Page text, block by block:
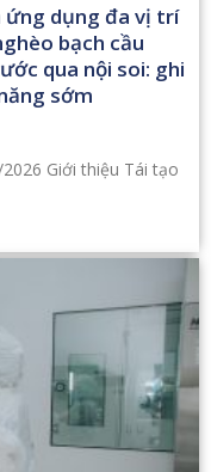
ứng dụng đa vị trí
bạch cầu
qua nội soi: ghi
sớm
Giới thiệu Tái tạo